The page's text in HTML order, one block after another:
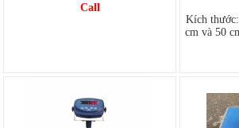
Call
Kích
cm và 50